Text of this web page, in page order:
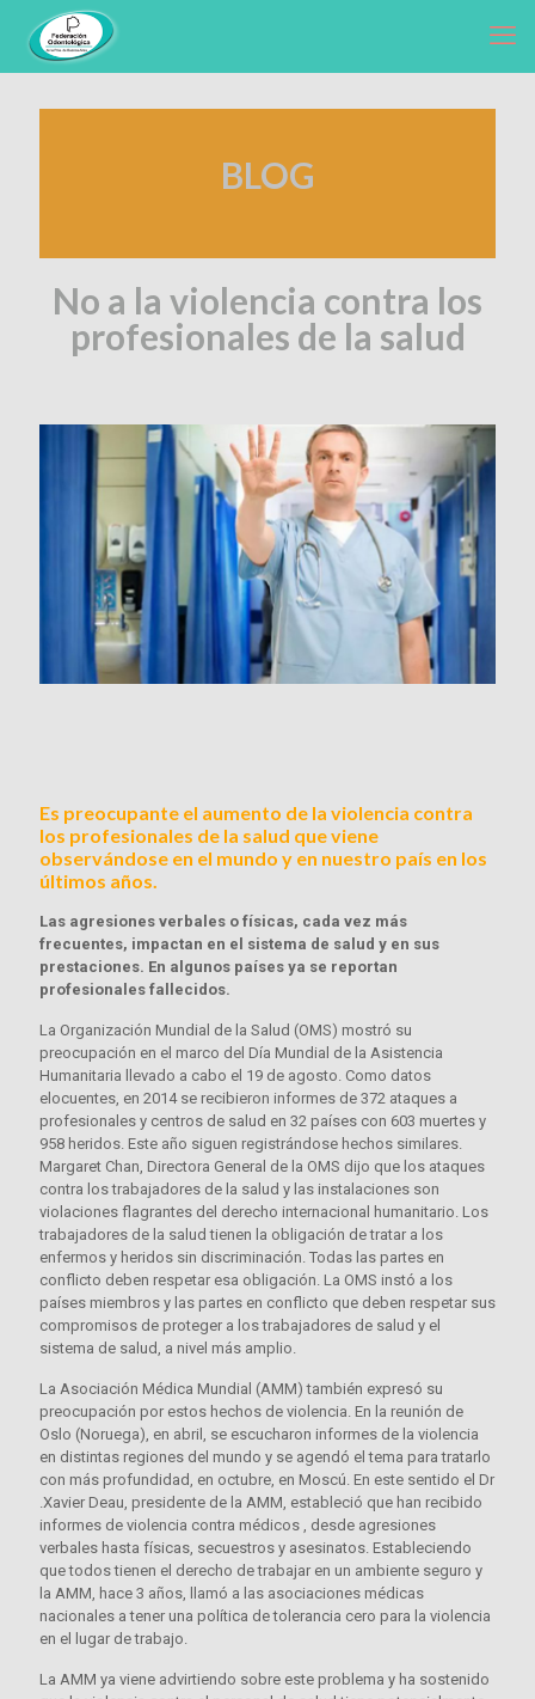
BLOG
No a la violencia contra los
profesionales de la salud
Es preocupante el aumento de la violencia contra
los profesionales de la salud que viene
observándose en el mundo y en nuestro país en los
últimos años.
Las agresiones verbales o físicas, cada vez más
frecuentes, impactan en el sistema de salud y en sus
prestaciones. En algunos países ya se reportan
profesionales fallecidos.
La Organización Mundial de la Salud (OMS) mostró su
preocupación en el marco del Día Mundial de la Asistencia
Humanitaria llevado a cabo el 19 de agosto. Como datos
elocuentes, en 2014 se recibieron informes de 372 ataques a
profesionales y centros de salud en 32 países con 603 muertes y
958 heridos. Este año siguen registrándose hechos similares.
Margaret Chan, Directora General de la OMS dijo que los ataques
contra los trabajadores de la salud y las instalaciones son
violaciones flagrantes del derecho internacional humanitario. Los
trabajadores de la salud tienen la obligación de tratar a los
enfermos y heridos sin discriminación. Todas las partes en
conflicto deben respetar esa obligación. La OMS instó a los
países miembros y las partes en conflicto que deben respetar sus
compromisos de proteger a los trabajadores de salud y el
sistema de salud, a nivel más amplio.
La Asociación Médica Mundial (AMM) también expresó su
preocupación por estos hechos de violencia. En la reunión de
Oslo (Noruega), en abril, se escucharon informes de la violencia
en distintas regiones del mundo y se agendó el tema para tratarlo
con más profundidad, en octubre, en Moscú. En este sentido el Dr
.Xavier Deau, presidente de la AMM, estableció que han recibido
informes de violencia contra médicos , desde agresiones
verbales hasta físicas, secuestros y asesinatos. Estableciendo
que todos tienen el derecho de trabajar en un ambiente seguro y
la AMM, hace 3 años, llamó a las asociaciones médicas
nacionales a tener una política de tolerancia cero para la violencia
en el lugar de trabajo.
La AMM ya viene advirtiendo sobre este problema y ha sostenido